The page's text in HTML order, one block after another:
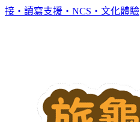
接・讀寫支援・NCS・文化體驗